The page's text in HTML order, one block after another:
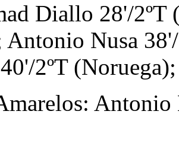
Diallo 28'/2ºT
Nusa
2ºT (Noruega);